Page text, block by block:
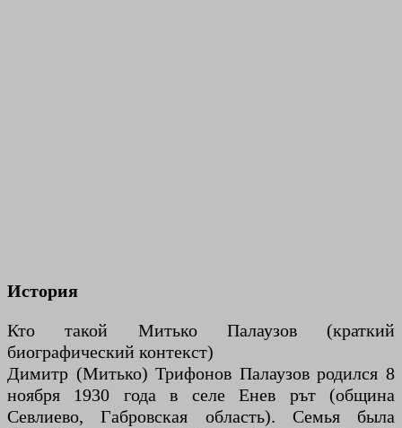
История
Кто такой Митько Палаузов (краткий
биографический контекст)
Димитр (Митько) Трифонов Палаузов родился 8
ноября 1930 года в селе Енев рът (община
Севлиево, Габровская область). Семья была